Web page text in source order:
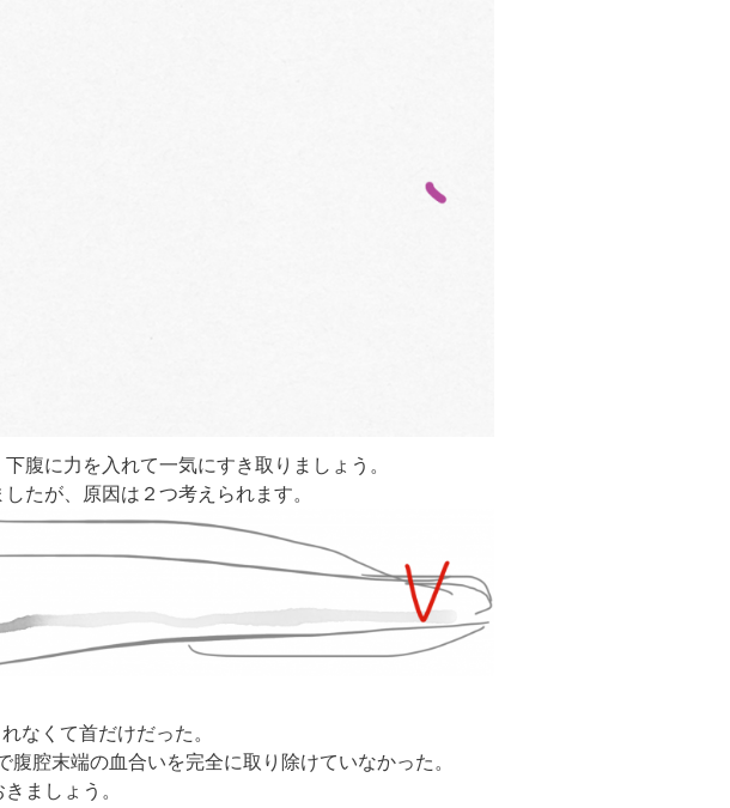
腹に力を入れて一気にすき取りましょう。
たが、原因は２つ考えられます。
なくて首だけだった。
腔末端の血合いを完全に取り除けていなかった。
ましょう。